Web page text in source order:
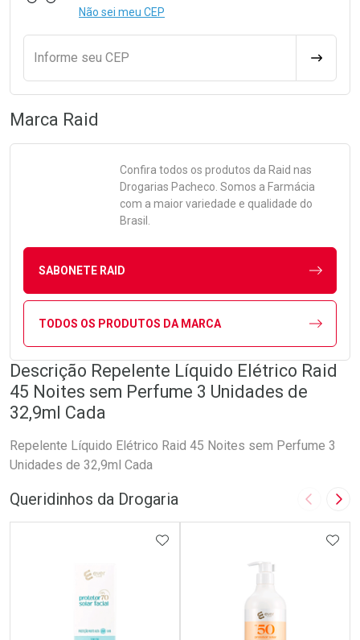
Não sei meu CEP
Informe seu CEP
Marca Raid
Confira todos os produtos da Raid nas
Drogarias Pacheco. Somos a Farmácia
com a maior variedade e qualidade do
Brasil.
SABONETE RAID
TODOS OS PRODUTOS DA MARCA
Descrição Repelente Líquido Elétrico Raid
45 Noites sem Perfume 3 Unidades de
32,9ml Cada
Repelente Líquido Elétrico Raid 45 Noites sem Perfume 3
Unidades de 32,9ml Cada
Queridinhos da Drogaria Imagem
ADICIONAR AOS FAVORITOS